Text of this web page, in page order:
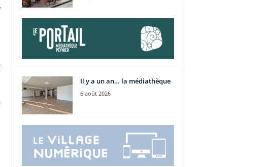
Il y a un an… la médiathèque
6 août 2026